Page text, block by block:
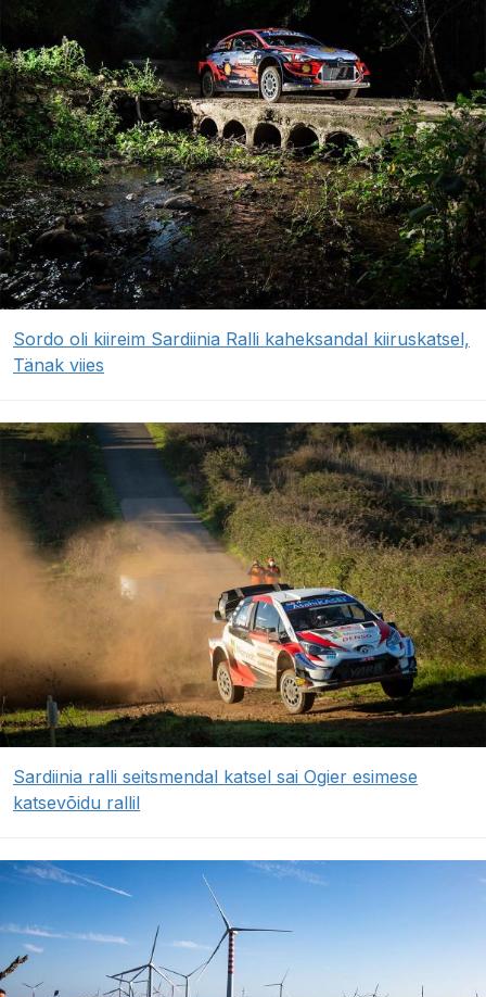
Sordo oli kiireim Sardiinia Ralli kaheksandal kiiruskatsel,
Tänak viies
Sardiinia ralli seitsmendal katsel sai Ogier esimese
katsevõidu rallil